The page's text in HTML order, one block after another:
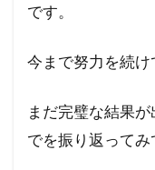
です。
今まで努力を続け
まだ完璧な結果
でを振り返ってみ